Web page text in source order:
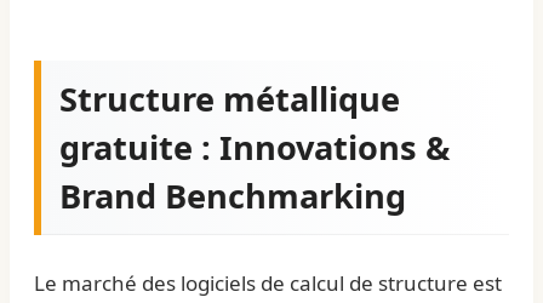
Structure métallique
gratuite : Innovations &
Brand Benchmarking
Le marché des logiciels de calcul de structure est